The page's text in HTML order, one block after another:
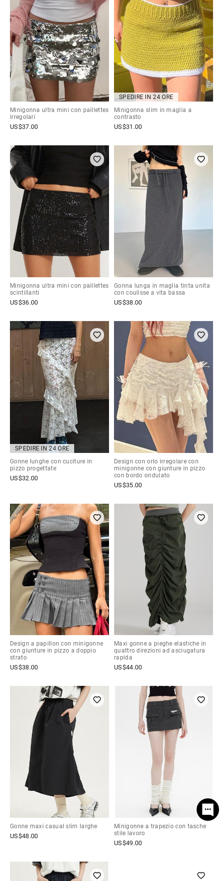
Minigonna ultra mini con paillettes
irregolari
US$37.00
SPEDIRE IN 24 ORE
Minigonna slim in maglia a
contrasto
US$31.00
Minigonna ultra mini con paillettes
scintillanti
US$36.00
Gonna lunga in maglia tinta unita
con coulisse a vita bassa
US$38.00
SPEDIRE IN 24 ORE
Gonne lunghe con cuciture in
pizzo progettate
US$32.00
Design con orlo irregolare con
minigonne con giunture in pizzo
con bordo ondulato
US$35.00
Design a papillon con minigonne
con giunture in pizzo a doppio
strato
US$38.00
Maxi gonne a pieghe elastiche in
quattro direzioni ad asciugatura
rapida
US$44.00
Gonne maxi casual slim larghe
US$48.00
Minigonne a trapezio con tasche
stile lavoro
US$49.00